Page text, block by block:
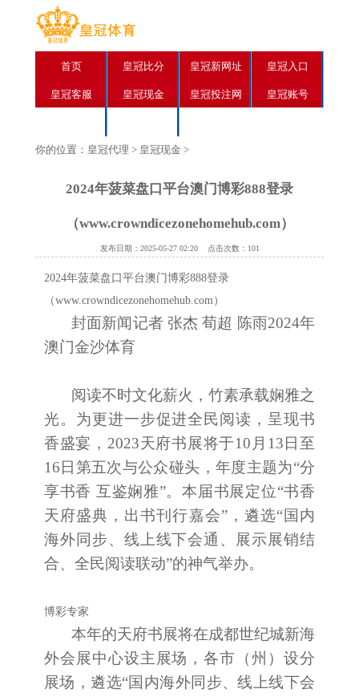
首页 皇冠比分 皇冠新网址 皇冠入口
皇冠客服 皇冠现金 皇冠投注网 皇冠账号
你的位置： 皇冠代理 > 皇冠现金 >
2024年菠菜盘口平台澳门博彩888登录
（www.crowndicezonehomehub.com）
发布日期：2025-05-27 02:20 点击次数：101
2024年菠菜盘口平台澳门博彩888登录
（www.crowndicezonehomehub.com）
封面新闻记者 张杰 荀超 陈雨2024年
澳门金沙体育
阅读不时文化薪火，竹素承载娴雅之
光。为更进一步促进全民阅读，呈现书
香盛宴，2023天府书展将于10月13日至
16日第五次与公众碰头，年度主题为“分
享书香 互鉴娴雅”。本届书展定位“书香
天府盛典，出书刊行嘉会”，遴选“国内
海外同步、线上线下会通、展示展销结
合、全民阅读联动”的神气举办。
博彩专家
本年的天府书展将在成都世纪城新海
外会展中心设主展场，各市（州）设分
展场，遴选“国内海外同步、线上线下会